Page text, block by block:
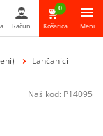
Pretraga
Račun
0
Košarica Meni
Lančanici
Naš kod: P14095